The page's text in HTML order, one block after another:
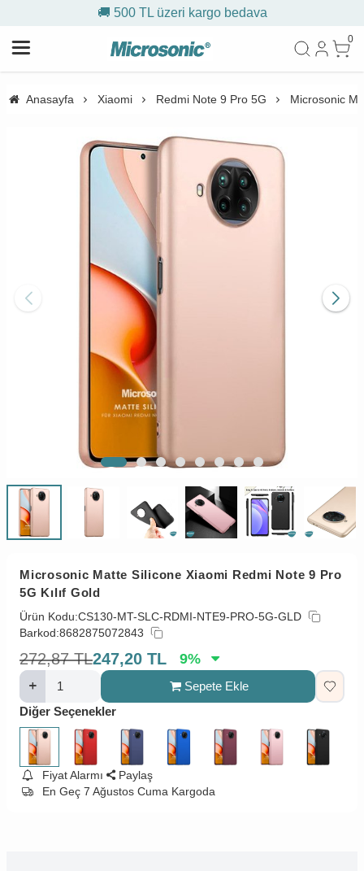
🚚 500 TL üzeri kargo bedava
0
Anasayfa Xiaomi Redmi Note 9 Pro 5G Microsonic
Microsonic Matte Silicone Xiaomi Redmi Note 9 Pro
5G Kılıf Gold
Ürün Kodu:CS130-MT-SLC-RDMI-NTE9-PRO-5G-GLD
Barkod:8682875072843
272,87 TL247,20 TL 9%
Sepete Ekle
Diğer Seçenekler
Fiyat Alarmı
Paylaş
En Geç 7 Ağustos Cuma Kargoda